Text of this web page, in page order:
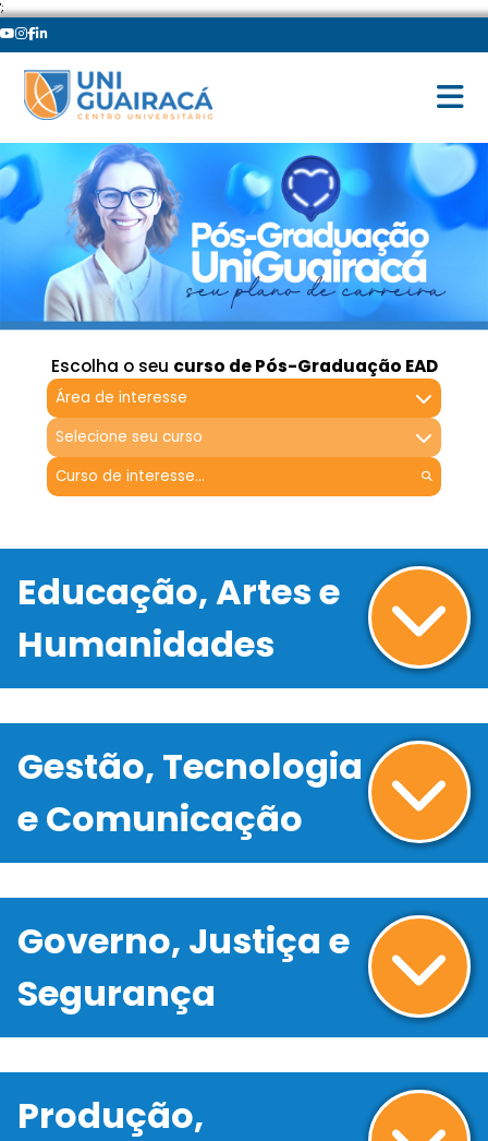
';
Escolha o seu curso de Pós-Graduação EAD
Área de interesse
Selecione seu curso
Educação, Artes e
Humanidades
Gestão, Tecnologia
e Comunicação
Governo, Justiça e
Segurança
Produção,